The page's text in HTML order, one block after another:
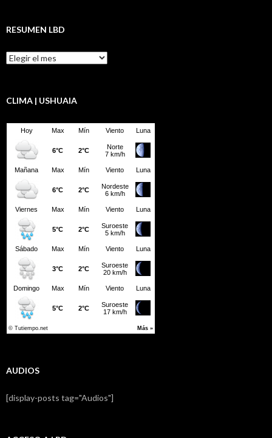
RESUMEN LBD
Resumen
LBD
CLIMA | USHUAIA
AUDIOS
[display-posts tag="Audios"]